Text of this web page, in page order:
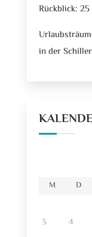
Rückblick:
in der
M
D
3
4